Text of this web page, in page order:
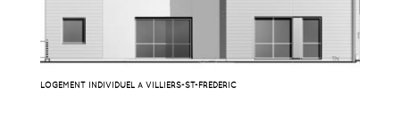
LOGEMENT INDIVIDUEL À VILLIERS-ST-FRÉDÉRIC